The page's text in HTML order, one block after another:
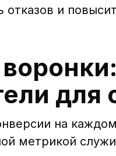
отказов и
для
на
метрикой